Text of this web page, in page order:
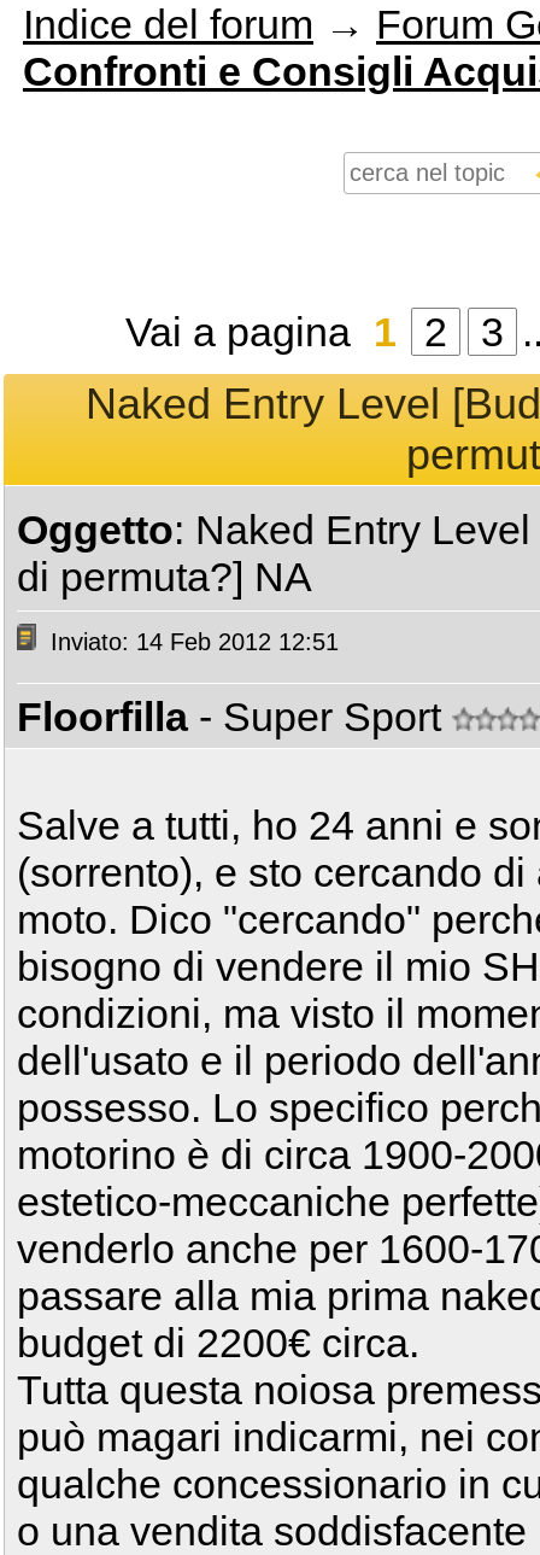
Indice del forum → Forum
Confronti e Consigli
Vai a pagina 1 2 3
Naked Entry Level
Oggetto: Naked Entry
di permuta?] NA
Inviato: 14 Feb 2012 12:51
Floorfilla - Super Sport
Salve a tutti, ho 24 anni e
(sorrento), e sto cercando
moto. Dico "cercando"
bisogno di vendere il mio
condizioni, ma visto il
dell'usato e il periodo
possesso. Lo specifico
motorino è di circa 1900-
estetico-meccaniche
venderlo anche per 1600-
passare alla mia prima
budget di 2200€ circa.
Tutta questa noiosa
può magari indicarmi, nei
qualche concessionario in
o una vendita